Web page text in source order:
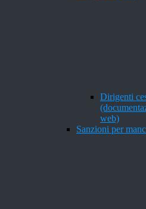
Dirigenti
web)
Sanzioni per